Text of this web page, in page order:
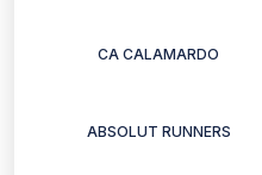
CA CALAMARDO
ABSOLUT RUNNERS